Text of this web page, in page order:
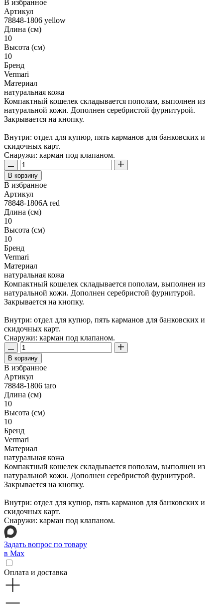
В избранное
Артикул
78848-1806 yellow
Длина (см)
10
Высота (см)
10
Бренд
Vermari
Материал
натуральная кожа
Компактный кошелек складывается пополам, выполнен из
натуральной кожи. Дополнен серебристой фурнитурой.
Закрывается на кнопку.
Внутри: отдел для купюр, пять карманов для банковских и
скидочных карт.
Снаружи: карман под клапаном.
В корзину
В избранное
Артикул
78848-1806A red
Длина (см)
10
Высота (см)
10
Бренд
Vermari
Материал
натуральная кожа
Компактный кошелек складывается пополам, выполнен из
натуральной кожи. Дополнен серебристой фурнитурой.
Закрывается на кнопку.
Внутри: отдел для купюр, пять карманов для банковских и
скидочных карт.
Снаружи: карман под клапаном.
В корзину
В избранное
Артикул
78848-1806 taro
Длина (см)
10
Высота (см)
10
Бренд
Vermari
Материал
натуральная кожа
Компактный кошелек складывается пополам, выполнен из
натуральной кожи. Дополнен серебристой фурнитурой.
Закрывается на кнопку.
Внутри: отдел для купюр, пять карманов для банковских и
скидочных карт.
Снаружи: карман под клапаном.
Задать вопрос по товару
в Max
Оплата и доставка